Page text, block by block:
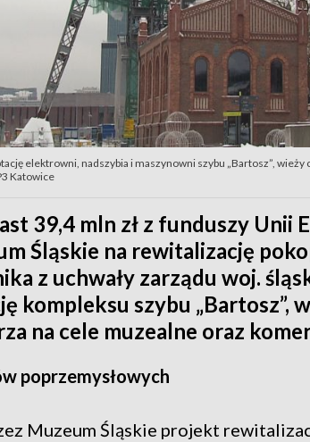
elektrowni, nadszybia i maszynowni szybu „Bartosz”,
Katowice
39,4 mln zł z funduszy Unii
Śląskie na rewitalizację
z uchwały zarządu woj.
kompleksu szybu „Bartosz”,
na cele muzealne oraz
poprzemysłowych
Muzeum Śląskie projekt